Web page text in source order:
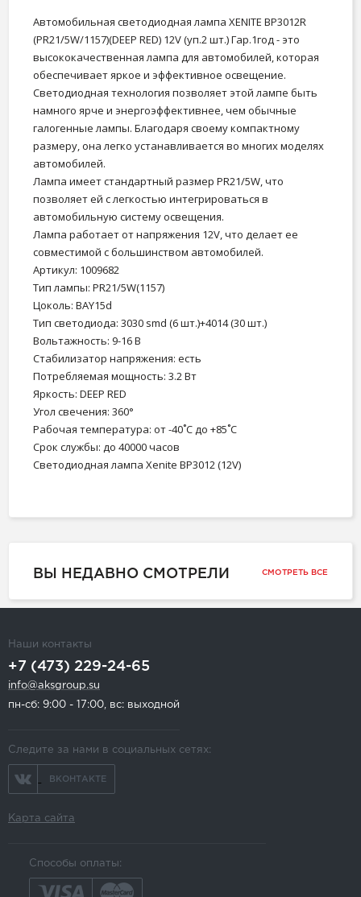
Автомобильная светодиодная лампа XENITE BP3012R
(PR21/5W/1157)(DEEP RED) 12V (уп.2 шт.) Гар.1год - это
высококачественная лампа для автомобилей, которая
обеспечивает яркое и эффективное освещение.
Светодиодная технология позволяет этой лампе быть
намного ярче и энергоэффективнее, чем обычные
галогенные лампы. Благодаря своему компактному
размеру, она легко устанавливается во многих моделях
автомобилей.
Лампа имеет стандартный размер PR21/5W, что
позволяет ей с легкостью интегрироваться в
автомобильную систему освещения.
Лампа работает от напряжения 12V, что делает ее
совместимой с большинством автомобилей.
Артикул: 1009682
Тип лампы: PR21/5W(1157)
Цоколь: BAY15d
Тип светодиода: 3030 smd (6 шт.)+4014 (30 шт.)
Вольтажность: 9-16 В
Стабилизатор напряжения: есть
Потребляемая мощность: 3.2 Вт
Яркость: DEEP RED
Угол свечения: 360°
Рабочая температура: от -40˚С до +85˚С
Срок службы: до 40000 часов
Светодиодная лампа Xenite BP3012 (12V)
ВЫ НЕДАВНО СМОТРЕЛИ СМОТРЕТЬ ВСЕ
Наши контакты
+7 (473) 229-24-65
info@aksgroup.su
пн-сб: 9:00 - 17:00, вс: выходной
Следите за нами в социальных сетях:
ВКОНТАКТЕ
Карта сайта
Способы оплаты: